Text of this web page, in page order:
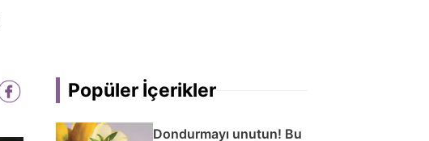
Popüler İçerikler
Dondurmayı unutun! Bu